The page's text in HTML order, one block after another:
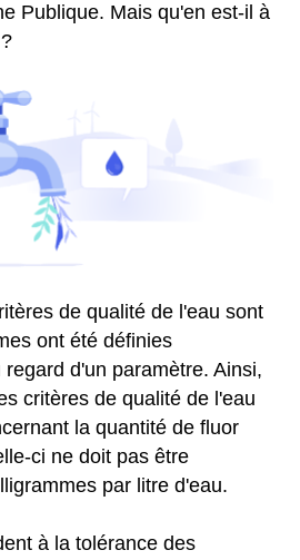
Publique. Mais qu'en est-il à
de qualité de l'eau sont
ont été définies
d'un paramètre. Ainsi,
critères de qualité de l'eau
la quantité de fluor
ci ne doit pas être
par litre d'eau.
à la tolérance des